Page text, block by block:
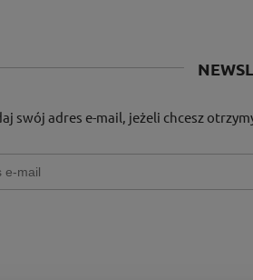
swój adres e-mail, jeżeli chcesz